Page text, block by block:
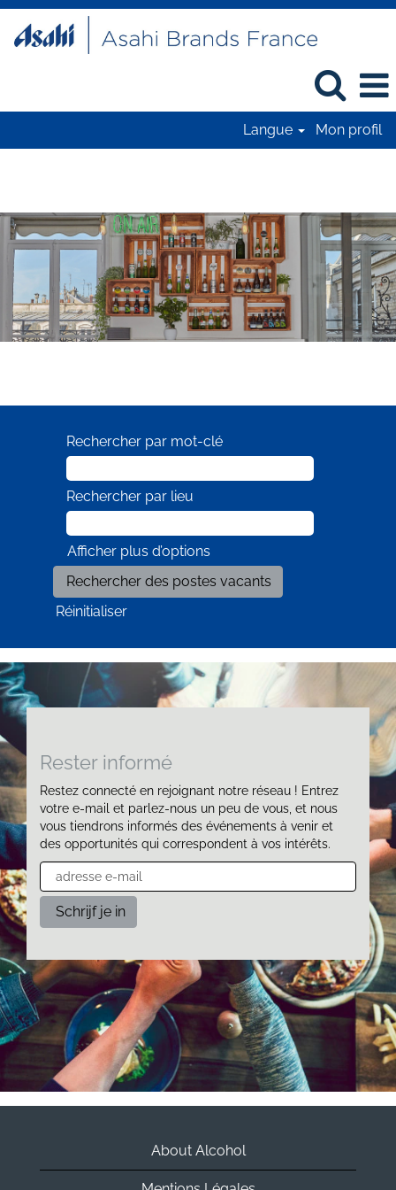
Langue Mon profil
Rechercher par mot-clé
Rechercher par lieu
Afficher plus d’options
Réinitialiser
Rester informé
Restez connecté en rejoignant notre réseau ! Entrez
votre e-mail et parlez-nous un peu de vous, et nous
vous tiendrons informés des événements à venir et
des opportunités qui correspondent à vos intérêts.
About Alcohol